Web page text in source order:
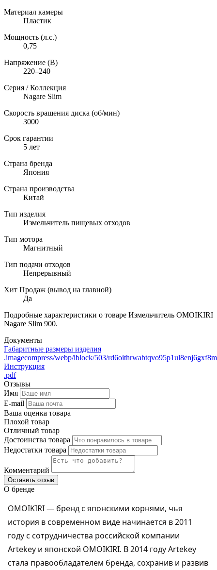
Материал камеры
Пластик
Мощность (л.с.)
0,75
Напряжение (В)
220–240
Серия / Коллекция
Nagare Slim
Скорость вращения диска (об/мин)
3000
Срок гарантии
5 лет
Страна бренда
Япония
Страна производства
Китай
Тип изделия
Измельчитель пищевых отходов
Тип мотора
Магнитный
Тип подачи отходов
Непрерывный
Хит Продаж (вывод на главной)
Да
Подробные характеристики о товаре Измельчитель OMOIKIRI
Nagare Slim 900.
Документы
Габаритные размеры изделия
.imagecompress/webp/iblock/503/
Инструкция
.pdf
Отзывы
Имя
E-mail
Ваша оценка товара
Плохой товар
Отличный товар
Достоинства товара
Недостатки товара
Комментарий
Оставить отзыв
О бренде
OMOIKIRI — бренд с японскими корнями, чья
история в современном виде начинается в 2011
году с сотрудничества российской компании
Artekey и японской OMOIKIRI. В 2014 году Artekey
стала правообладателем бренда, сохранив и развив